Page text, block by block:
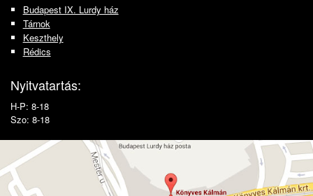
Budapest IX. Lurdy ház
Tárnok
Keszthely
Rédics
Nyitvatartás:
H-P: 8-18
Szo: 8-18